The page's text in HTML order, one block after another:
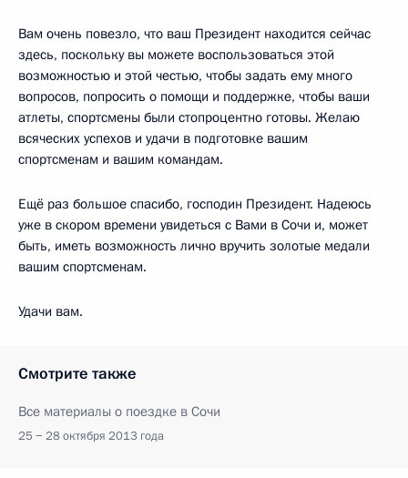
Вам очень повезло, что ваш Президент находится сейчас
здесь, поскольку вы можете воспользоваться этой
возможностью и этой честью, чтобы задать ему много
вопросов, попросить о помощи и поддержке, чтобы ваши
атлеты, спортсмены были стопроцентно готовы. Желаю
всяческих успехов и удачи в подготовке вашим
спортсменам и вашим командам.
Ещё раз большое спасибо, господин Президент. Надеюсь
уже в скором времени увидеться с Вами в Сочи и, может
быть, иметь возможность лично вручить золотые медали
вашим спортсменам.
Удачи вам.
Смотрите также
Все материалы о поездке в Сочи
25 − 28 октября 2013 года